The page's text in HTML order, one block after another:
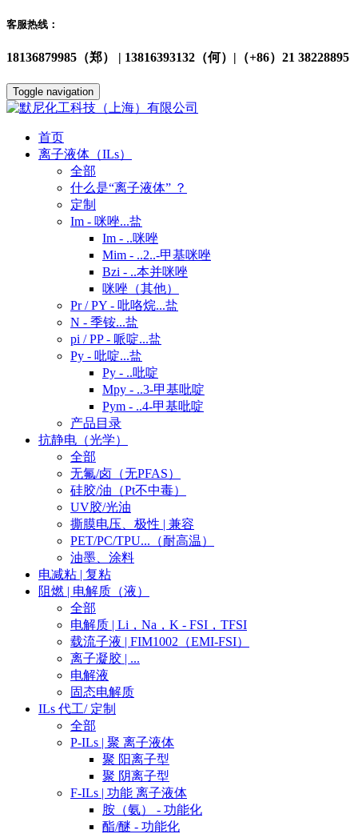
客服热线：
18136879985（郑） | 13816393132（何）|（+86）21 38228895
Toggle navigation
首页
离子液体（ILs）
全部
什么是“离子液体” ？
定制
Im - 咪唑...盐
Im - ..咪唑
Mim - ..2..-甲基咪唑
Bzi - ..本并咪唑
咪唑（其他）
Pr / PY - 吡咯烷...盐
N - 季铵...盐
pi / PP - 哌啶...盐
Py - 吡啶...盐
Py - ..吡啶
Mpy - ..3-甲基吡啶
Pym - ..4-甲基吡啶
产品目录
抗静电（光学）
全部
无氟/卤（无PFAS）
硅胶/油（Pt不中毒）
UV胶/光油
撕膜电压、极性 | 兼容
PET/PC/TPU...（耐高温）
油墨、涂料
电减粘 | 复粘
阻燃 | 电解质（液）
全部
电解质 | Li，Na，K - FSI，TFSI
载流子液 | FIM1002（EMI-FSI）
离子凝胶 | ...
电解液
固态电解质
ILs 代工/ 定制
全部
P-ILs | 聚 离子液体
聚 阳离子型
聚 阴离子型
F-ILs | 功能 离子液体
胺（氨） - 功能化
酯/醚 - 功能化